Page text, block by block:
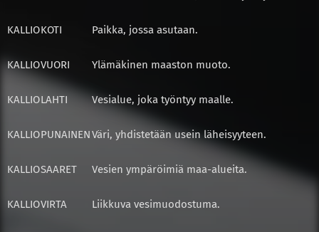
KALLIOKOTI Paikka, jossa asutaan.
KALLIOVUORI Ylämäkinen maaston muoto.
KALLIOLAHTI Vesialue, joka työntyy maalle.
KALLIOPUNAINENVäri, yhdistetään usein läheisyyteen.
KALLIOSAARET Vesien ympäröimiä maa-alueita.
KALLIOVIRTA Liikkuva vesimuodostuma.